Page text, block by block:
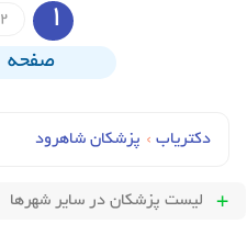
1
2
صفحه 1 از 3
دکتریاب › پزشکان شاهرود
لیست پزشکان در سایر شهرها